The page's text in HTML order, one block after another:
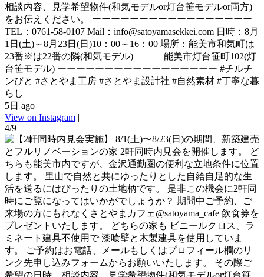
相談内容、見学希望物件(和気モデルor灯台笹モデルor両方)
をお伝えください。 ーーーーーーーーーーーーーーーーー
TEL：0761-58-0107 Mail：info@satoyamasekkei.com 日時：8月
1日(土)～8月23日(日)10：00～16：00 場所：能美市和気町は
23番※は22番の隣(和気モデル) 能美市灯台笹町102(灯
台笹モデル) ーーーーーーーーーーーーーーーーー #チルチ
ンびと #さとやま工房 #さとやま設計社 #自然素材 #丁寧な暮
らし
5日 ago
View on Instagram |
4/9